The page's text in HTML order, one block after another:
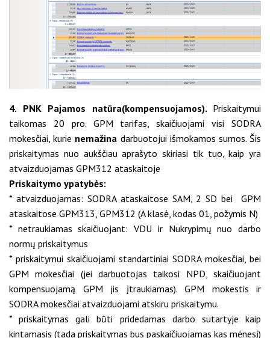
4. PNK Pajamos natūra(kompensuojamos). Priskaitymui
taikomas 20 pro. GPM tarifas, skaičiuojami visi SODRA
mokesčiai, kurie nemažina darbuotojui išmokamos sumos. Šis
priskaitymas nuo aukščiau aprašyto skiriasi tik tuo, kaip yra
atvaizduojamas GPM312 ataskaitoje
Priskaitymo ypatybės:
* atvaizduojamas: SODRA ataskaitose SAM, 2 SD bei GPM
ataskaitose GPM313, GPM312 (A klasė, kodas 01, požymis N)
* netraukiamas skaičiuojant: VDU ir Nukrypimų nuo darbo
normų priskaitymus
* priskaitymui skaičiuojami standartiniai SODRA mokesčiai, bei
GPM mokesčiai (jei darbuotojas taikosi NPD, skaičiuojant
kompensuojamą GPM jis įtraukiamas). GPM mokestis ir
SODRA mokesčiai atvaizduojami atskiru priskaitymu.
* priskaitymas gali būti pridedamas darbo sutartyje kaip
kintamasis (tada priskaitymas bus paskaičiuojamas kas mėnesį)